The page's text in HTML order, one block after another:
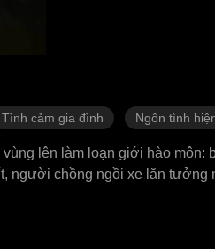
Tình cảm gia đình Ngôn tình
lên làm loạn giới hào môn:
người chồng ngồi xe lăn tưởng